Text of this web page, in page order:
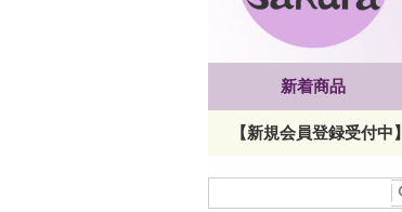
新着商品
【新規会員登録受付中】